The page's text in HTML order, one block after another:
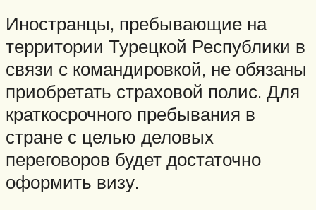
Иностранцы, пребывающие на
территории Турецкой Республики в
связи с командировкой, не обязаны
приобретать страховой полис. Для
краткосрочного пребывания в
стране с целью деловых
переговоров будет достаточно
оформить визу.